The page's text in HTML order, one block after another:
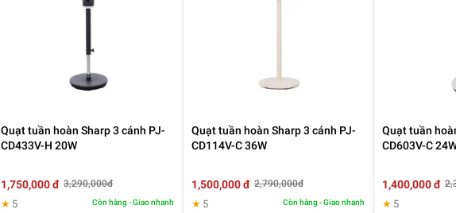
Quạt tuần hoàn Sharp 3 cánh PJ-
CD433V-H 20W
1,750,000 đ 3,290,000đ
★ 5 Còn hàng - Giao nhanh
Quạt tuần hoàn Sharp 3 cánh PJ-
CD114V-C 36W
1,500,000 đ 2,790,000đ
★ 5 Còn hàng - Giao nhanh
Quạt tuần
CD603V-C
1,400,000 đ
★ 5